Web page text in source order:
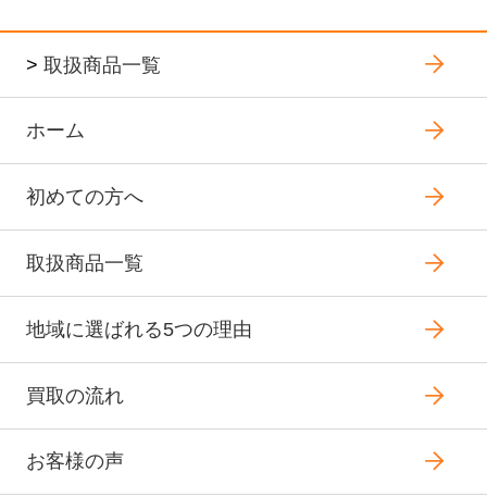
> 取扱商品一覧
ホーム
初めての方へ
取扱商品一覧
地域に選ばれる5つの理由
買取の流れ
お客様の声